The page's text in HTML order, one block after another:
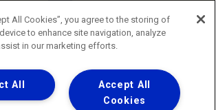
Uma empresa
Copyright ® 2026 - Todos os Direitos Reservados.
All Cookies”, you agree to the storing of
to enhance site navigation, analyze
in our marketing efforts.
Accept All
Cookies
All